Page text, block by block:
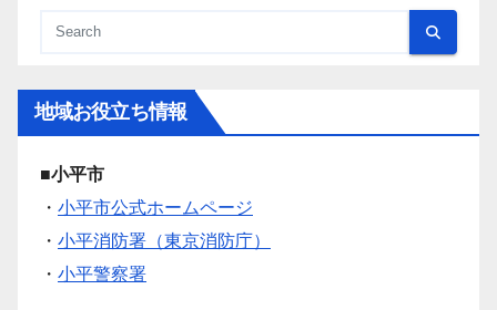
地域お役立ち情報
■小平市
・ 小平市公式ホームページ
・ 小平消防署（東京消防庁）
・ 小平警察署